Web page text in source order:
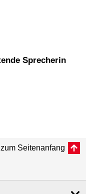
zum Seitenanfang